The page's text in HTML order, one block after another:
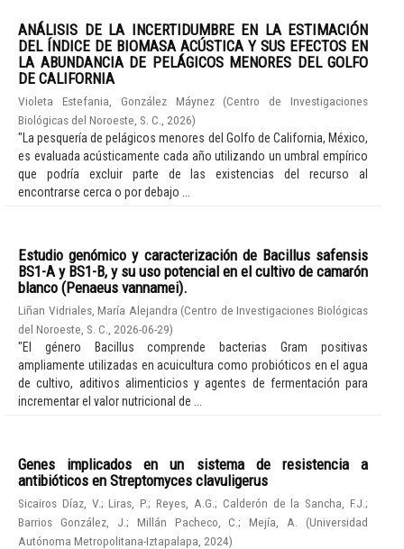
ANÁLISIS DE LA INCERTIDUMBRE EN LA ESTIMACIÓN
DEL ÍNDICE DE BIOMASA ACÚSTICA Y SUS EFECTOS EN
LA ABUNDANCIA DE PELÁGICOS MENORES DEL GOLFO
DE CALIFORNIA
Violeta Estefania, González Máynez (Centro de Investigaciones
Biológicas del Noroeste, S. C.
2026)
"La pesquería de pelágicos menores del Golfo de California, México,
es evaluada acústicamente cada año utilizando un umbral empírico
que podría excluir parte de las existencias del recurso al
encontrarse cerca o por debajo ...
Estudio genómico y caracterización de Bacillus safensis
BS1-A y BS1-B, y su uso potencial en el cultivo de camarón
blanco (Penaeus vannamei).
Liñan Vidriales, María Alejandra (Centro de Investigaciones Biológicas
del Noroeste, S. C.
2026-06-29)
"El género Bacillus comprende bacterias Gram positivas
ampliamente utilizadas en acuicultura como probióticos en el agua
de cultivo, aditivos alimenticios y agentes de fermentación para
incrementar el valor nutricional de ...
Genes implicados en un sistema de resistencia a
antibióticos en Streptomyces clavuligerus
Sicairos Díaz, V.;Liras, P.;Reyes, A.G. ; Calderón de la Sancha, F.J.;
Barrios González, J. ; Millán Pacheco, C.;Mejía, A. (Universidad
Autónoma Metropolitana-Iztapalapa 2024)